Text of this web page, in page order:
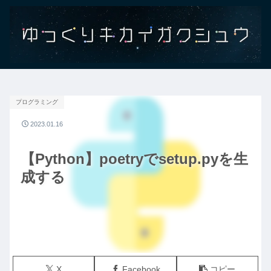
【Python】poetryでsetup.pyを生
成する
プログラミング
X Facebook コピー
2023.01.16